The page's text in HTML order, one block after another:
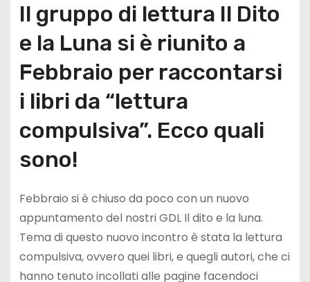
Il gruppo di lettura Il Dito
e la Luna si è riunito a
Febbraio per raccontarsi
i libri da “lettura
compulsiva”. Ecco quali
sono!
Febbraio si è chiuso da poco con un nuovo
appuntamento del nostri GDL Il dito e la luna.
Tema di questo nuovo incontro è stata la lettura
compulsiva, ovvero quei libri, e quegli autori, che ci
hanno tenuto incollati alle pagine facendoci